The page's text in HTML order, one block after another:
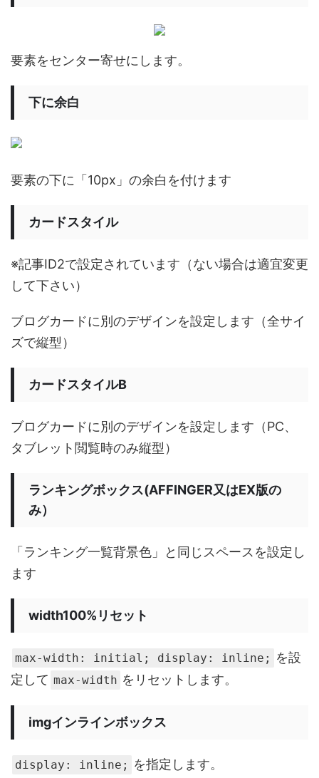
要素をセンター寄せにします。
下に余白
要素の下に「10px」の余白を付けます
カードスタイル
※記事ID2で設定されています（ない場合は適宜変更
して下さい）
ブログカードに別のデザインを設定します（全サイ
ズで縦型）
カードスタイルB
ブログカードに別のデザインを設定します（PC、
タブレット閲覧時のみ縦型）
ランキングボックス(AFFINGER又はEX版の
み）
「ランキング一覧背景色」と同じスペースを設定し
ます
width100%リセット
max-width: initial; display: inline;
を設
定して max-width をリセットします。
imgインラインボックス
display: inline; を指定します。